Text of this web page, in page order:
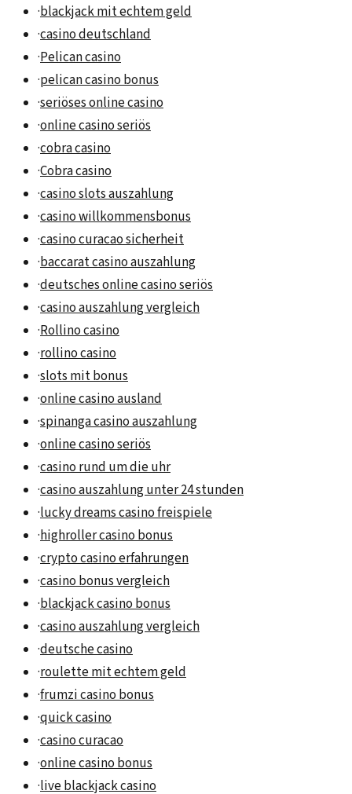
·blackjack mit echtem geld
·casino deutschland
·Pelican casino
·pelican casino bonus
·seriöses online casino
·online casino seriös
·cobra casino
·Cobra casino
·casino slots auszahlung
·casino willkommensbonus
·casino curacao sicherheit
·baccarat casino auszahlung
·deutsches online casino seriös
·casino auszahlung vergleich
·Rollino casino
·rollino casino
·slots mit bonus
·online casino ausland
·spinanga casino auszahlung
·online casino seriös
·casino rund um die uhr
·casino auszahlung unter 24 stunden
·lucky dreams casino freispiele
·highroller casino bonus
·crypto casino erfahrungen
·casino bonus vergleich
·blackjack casino bonus
·casino auszahlung vergleich
·deutsche casino
·roulette mit echtem geld
·frumzi casino bonus
·quick casino
·casino curacao
·online casino bonus
·live blackjack casino